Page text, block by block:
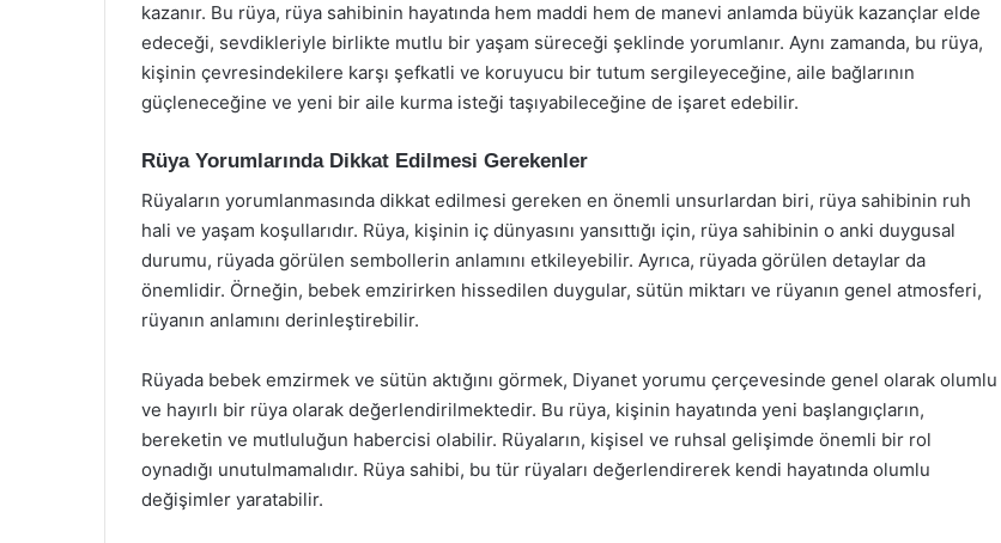
kazanır. Bu rüya, rüya sahibinin hayatında hem maddi hem de manevi anlamda büyük kazançlar elde
edeceği, sevdikleriyle birlikte mutlu bir yaşam süreceği şeklinde yorumlanır. Aynı zamanda, bu rüya,
kişinin çevresindekilere karşı şefkatli ve koruyucu bir tutum sergileyeceğine, aile bağlarının
güçleneceğine ve yeni bir aile kurma isteği taşıyabileceğine de işaret edebilir.
Rüya Yorumlarında Dikkat Edilmesi Gerekenler
Rüyaların yorumlanmasında dikkat edilmesi gereken en önemli unsurlardan biri, rüya sahibinin ruh
hali ve yaşam koşullarıdır. Rüya, kişinin iç dünyasını yansıttığı için, rüya sahibinin o anki duygusal
durumu, rüyada görülen sembollerin anlamını etkileyebilir. Ayrıca, rüyada görülen detaylar da
önemlidir. Örneğin, bebek emzirirken hissedilen duygular, sütün miktarı ve rüyanın genel atmosferi,
rüyanın anlamını derinleştirebilir.
Rüyada bebek emzirmek ve sütün aktığını görmek, Diyanet yorumu çerçevesinde genel olarak olumlu
ve hayırlı bir rüya olarak değerlendirilmektedir. Bu rüya, kişinin hayatında yeni başlangıçların,
bereketin ve mutluluğun habercisi olabilir. Rüyaların, kişisel ve ruhsal gelişimde önemli bir rol
oynadığı unutulmamalıdır. Rüya sahibi, bu tür rüyaları değerlendirerek kendi hayatında olumlu
değişimler yaratabilir.